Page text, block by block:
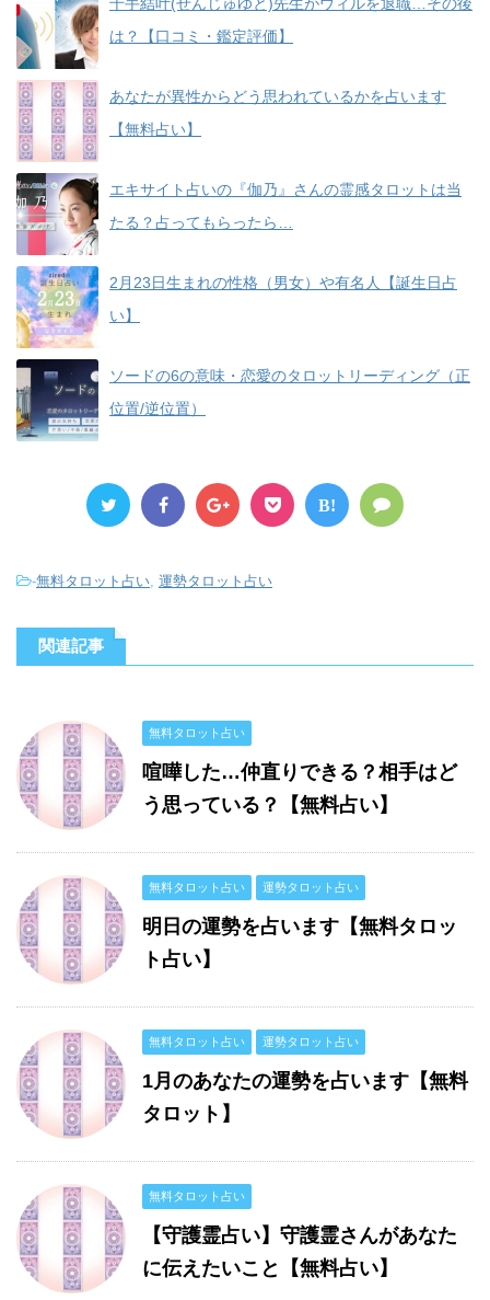
は？【口コミ・鑑定評価】
あなたが異性からどう思われているかを占います
【無料占い】
エキサイト占いの『伽乃』さんの霊感タロットは当
たる？占ってもらったら…
2月23日生まれの性格（男女）や有名人【誕生日占
い】
ソードの6の意味・恋愛のタロットリーディング（正
位置/逆位置）
B!
-無料タロット占い, 運勢タロット占い
関連記事
無料タロット占い
喧嘩した…仲直りできる？相手はど
う思っている？【無料占い】
無料タロット占い 運勢タロット占い
明日の運勢を占います【無料タロッ
ト占い】
無料タロット占い 運勢タロット占い
1月のあなたの運勢を占います【無料
タロット】
無料タロット占い
【守護霊占い】守護霊さんがあなた
に伝えたいこと【無料占い】